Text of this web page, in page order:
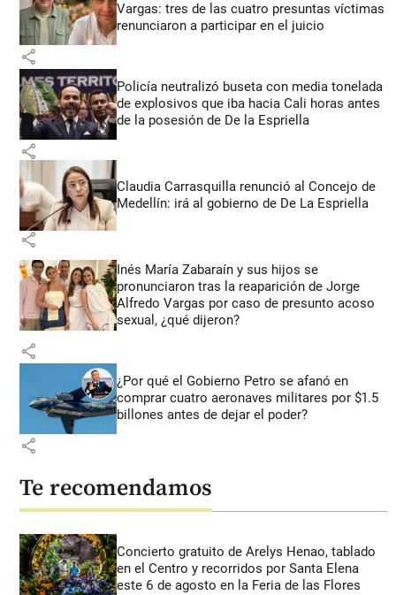
Vargas: tres de las cuatro presuntas víctimas
renunciaron a participar en el juicio
share
Policía neutralizó buseta con media tonelada
de explosivos que iba hacia Cali horas antes
de la posesión de De la Espriella
share
Claudia Carrasquilla renunció al Concejo de
Medellín: irá al gobierno de De La Espriella
share
Inés María Zabaraín y sus hijos se
pronunciaron tras la reaparición de Jorge
Alfredo Vargas por caso de presunto acoso
sexual, ¿qué dijeron?
share
¿Por qué el Gobierno Petro se afanó en
comprar cuatro aeronaves militares por $1.5
billones antes de dejar el poder?
share
Te recomendamos
Concierto gratuito de Arelys Henao, tablado
en el Centro y recorridos por Santa Elena
este 6 de agosto en la Feria de las Flores